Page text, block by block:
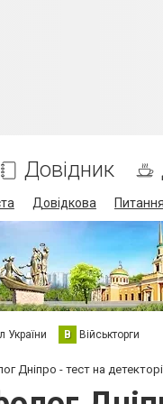
Довідник
Довідкова
України В Військторги
Дніпро - тест на детекторі